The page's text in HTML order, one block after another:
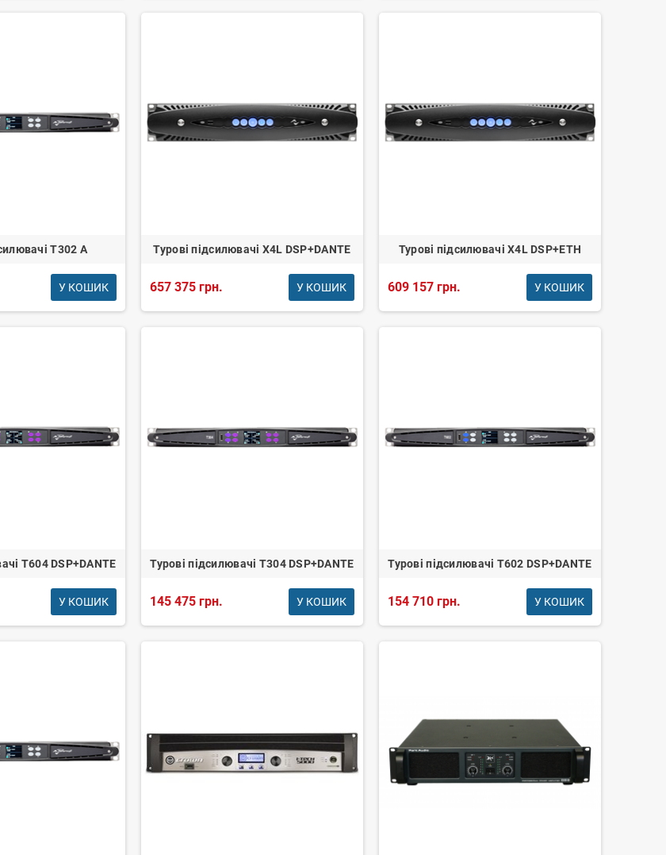
T302 A
У КОШИК
Турові підсилювачі Х4L DSP+DANTE
657 375 грн. У КОШИК
Турові підсилювачі Х4L DSP+ETH
609 157 грн. У КОШИК
T604 DSP+DANTE
У КОШИК
Турові підсилювачі T304 DSP+DANTE
145 475 грн. У КОШИК
Турові підсилювачі T602 DSP+DANTE
154 710 грн. У КОШИК